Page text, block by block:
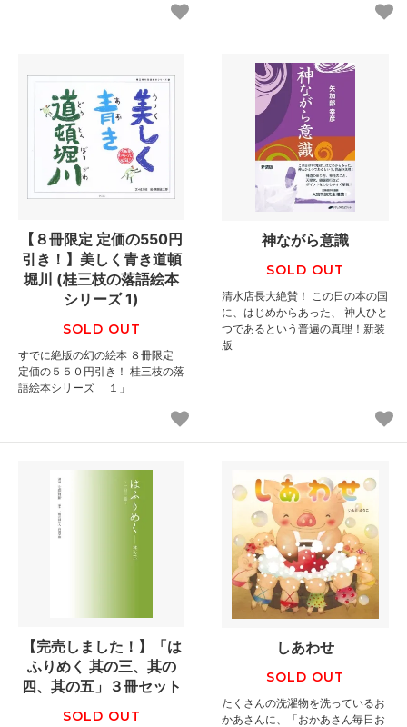
【８冊限定 定価の550円
引き！】美しく青き道頓
堀川 (桂三枝の落語絵本
シリーズ 1)
SOLD OUT
すでに絶版の幻の絵本 ８冊限定
定価の５５０円引き！ 桂三枝の落
語絵本シリーズ 「１」
神ながら意識
SOLD OUT
清水店長大絶賛！ この日の本の国
に、はじめからあった、 神人ひと
つであるという普遍の真理！新装
版
【完売しました！】「は
ふりめく 其の三、其の
四、其の五」３冊セット
SOLD OUT
しあわせ
SOLD OUT
たくさんの洗濯物を洗っているお
かあさんに、「おかあさん毎日お